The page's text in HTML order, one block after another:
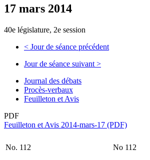
17 mars 2014
40e législature, 2e session
< Jour de séance précédent
Jour de séance suivant >
Journal des débats
Procès-verbaux
Feuilleton et Avis
PDF
Feuilleton et Avis 2014-mars-17 (PDF)
No. 112 No 112